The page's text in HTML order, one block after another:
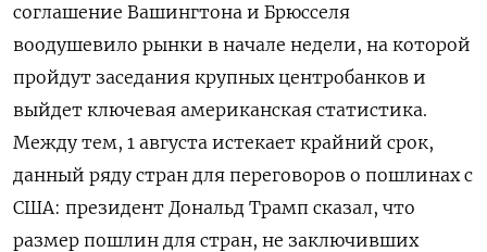
соглашение Вашингтона и Брюсселя
воодушевило рынки в начале недели, на которой
пройдут заседания крупных центробанков и
выйдет ключевая американская статистика.
Между тем, 1 августа истекает крайний срок,
данный ряду стран для переговоров о пошлинах с
США: президент Дональд Трамп сказал, что
размер пошлин для стран, не заключивших